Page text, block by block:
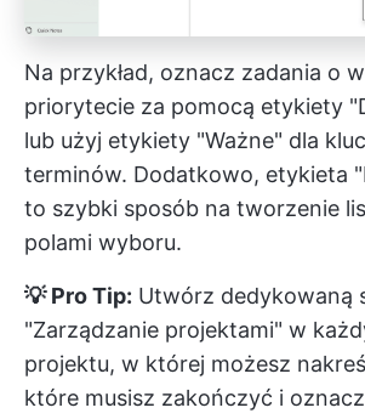
Na przykład, oznacz zadania o
priorytecie za pomocą etykiety
lub użyj etykiety "Ważne" dla
terminów. Dodatkowo, etykieta
to szybki sposób na tworzenie
polami wyboru.
💡 Pro Tip: Utwórz dedykowaną
"Zarządzanie projektami" w
projektu, w której możesz
które musisz zakończyć i